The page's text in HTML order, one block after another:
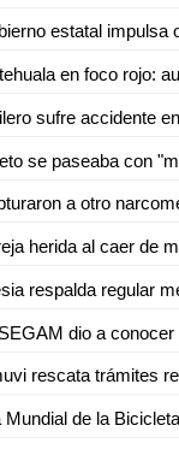
se paseaba con
a otro
herida al caer de